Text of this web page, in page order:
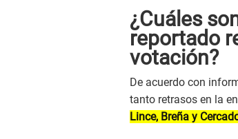
¿Cuáles
reportado
votación?
De acuerdo con
tanto retrasos en la
Lince, Breña y